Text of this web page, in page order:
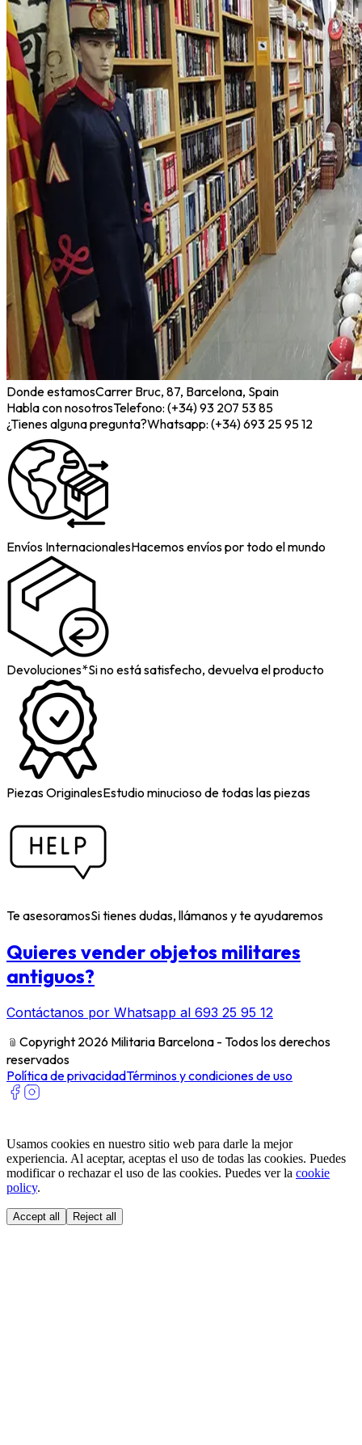
Donde estamosCarrer Bruc, 87, Barcelona, Spain
Habla con nosotrosTelefono: (+34) 93 207 53 85
¿Tienes alguna pregunta?Whatsapp: (+34) 693 25 95 12
Envíos InternacionalesHacemos envíos por todo el mundo
Devoluciones*Si no está satisfecho, devuelva el producto
Piezas OriginalesEstudio minucioso de todas las piezas
Te asesoramosSi tienes dudas, llámanos y te ayudaremos
Quieres vender objetos militares
antiguos?
Contáctanos por Whatsapp al 693 25 95 12
﹫ Copyright 2026 Militaria Barcelona - Todos los derechos
reservados
Política de privacidadTérminos y condiciones de uso
Usamos cookies en nuestro sitio web para darle la mejor
experiencia. Al aceptar, aceptas el uso de todas las cookies. Puedes
modificar o rechazar el uso de las cookies. Puedes ver la cookie
policy.
Accept all Reject all